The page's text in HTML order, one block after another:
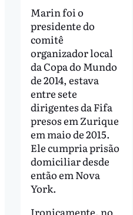
Marin foi o
presidente do
comitê
organizador local
da Copa do Mundo
de 2014, estava
entre sete
dirigentes da Fifa
presos em Zurique
em maio de 2015.
Ele cumpria prisão
domiciliar desde
então em Nova
York.
Ironicamente, no